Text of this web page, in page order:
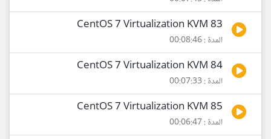
83 CentOS 7 Virtualization KVM
المدة : 00:08:46
84 CentOS 7 Virtualization KVM
المدة : 00:07:33
85 CentOS 7 Virtualization KVM
المدة : 00:06:47